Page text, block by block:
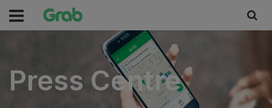
Press Centre
Press Centre/h2>